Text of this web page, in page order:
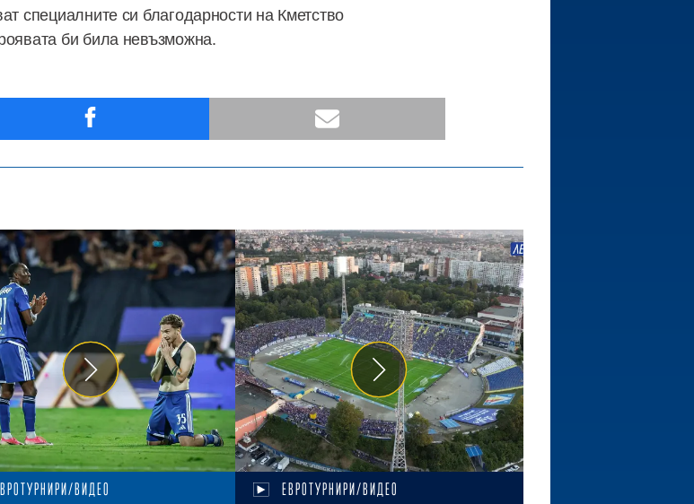
специалните си благодарности на Кметство
би била невъзможна.
ВИДЕО ЕВРОТУРНИРИ/ВИДЕО